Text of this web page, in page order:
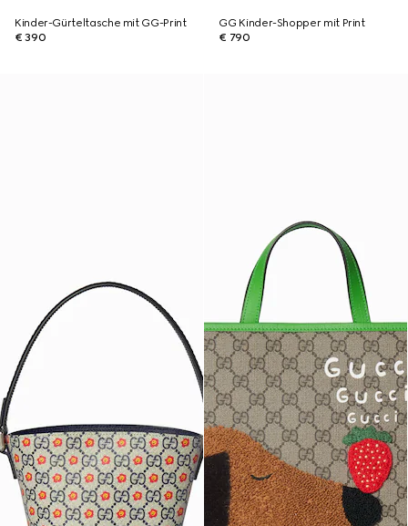
Kinder-Gürteltasche mit GG-Print
€ 390
GG Kinder-Shopper mit Print
€ 790